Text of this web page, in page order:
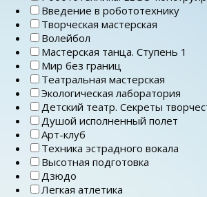
Введение в робототехнику
Творческая мастерская
Волейбол
Мастерская танца. Ступень 1
Мир без границ
Театральная мастерская
Экологическая лаборатория
Детский театр. Секреты
Душой исполненный полет
Арт-клуб
Техника эстрадного вокала
Высотная подготовка
Дзюдо
Легкая атлетика